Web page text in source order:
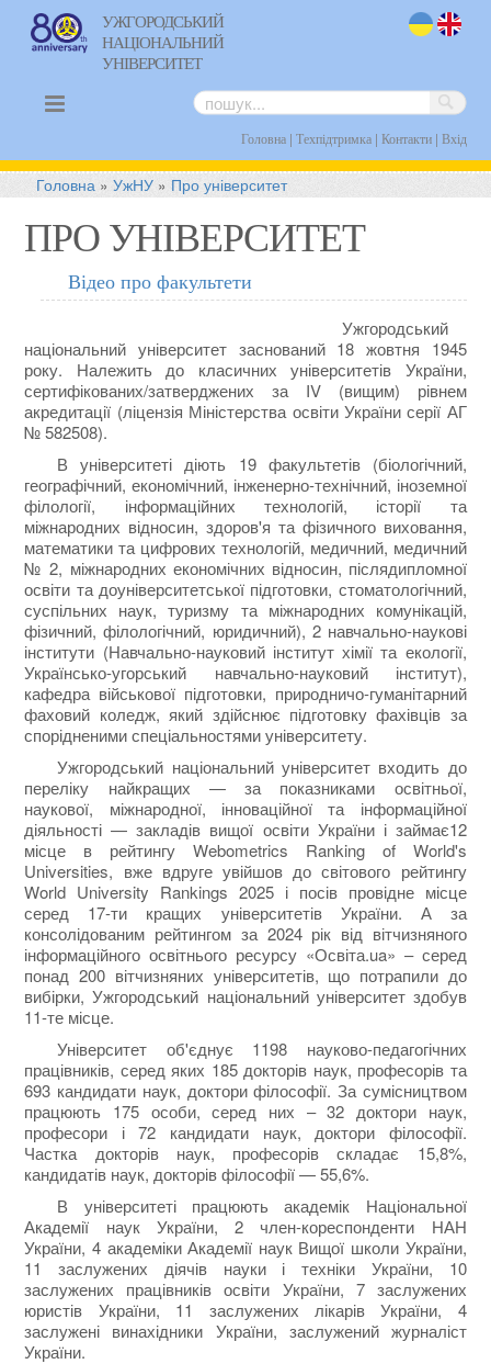
УЖГОРОДСЬКИЙ
НАЦІОНАЛЬНИЙ
УНІВЕРСИТЕТ
Головна| Техпідтримка| Контакти| Вхід
Головна »УжНУ » Про університет
ПРО УНІВЕРСИТЕТ
Відео про факультети
Ужгородський
національний університет заснований 18 жовтня 1945
року. Належить до класичних університетів України,
сертифікованих/затверджених за IV (вищим) рівнем
акредитації (ліцензія Міністерства освіти України серії АГ
№ 582508).
В університеті діють 19 факультетів (біологічний,
географічний, економічний, інженерно-технічний, іноземної
філології, інформаційних технологій, історії та
міжнародних відносин, здоров'я та фізичного виховання,
математики та цифрових технологій, медичний, медичний
№ 2, міжнародних економічних відносин, післядипломної
освіти та доуніверситетської підготовки, стоматологічний,
суспільних наук, туризму та міжнародних комунікацій,
фізичний, філологічний, юридичний), 2 навчально-наукові
інститути (Навчально-науковий інститут хімії та екології,
Українсько-угорський навчально-науковий інститут),
кафедра військової підготовки, природничо-гуманітарний
фаховий коледж, який здійснює підготовку фахівців за
спорідненими спеціальностями університету.
Ужгородський національний університет входить до
переліку найкращих — за показниками освітньої,
наукової, міжнародної, інноваційної та інформаційної
діяльності — закладів вищої освіти України і займає12
місце в рейтингу Webometrics Ranking of World's
Universities, вже вдруге увійшов до світового рейтингу
World University Rankings 2025 і посів провідне місце
серед 17-ти кращих університетів України. А за
консолідованим рейтингом за 2024 рік від вітчизняного
інформаційного освітнього ресурсу «Освіта.ua» – серед
понад 200 вітчизняних університетів, що потрапили до
вибірки, Ужгородський національний університет здобув
11-те місце.
Університет об'єднує 1198 науково-педагогічних
працівників, серед яких 185 докторів наук, професорів та
693 кандидати наук, доктори філософії. За сумісництвом
працюють 175 особи, серед них – 32 доктори наук,
професори і 72 кандидати наук, доктори філософії.
Частка докторів наук, професорів складає 15,8%,
кандидатів наук, докторів філософії — 55,6%.
В університеті працюють академік Національної
Академії наук України, 2 член-кореспонденти НАН
України, 4 академіки Академії наук Вищої школи України,
11 заслужених діячів науки і техніки України, 10
заслужених працівників освіти України, 7 заслужених
юристів України, 11 заслужених лікарів України, 4
заслужені винахідники України, заслужений журналіст
України.